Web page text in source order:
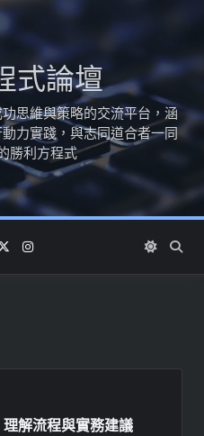
式論壇
思維與策略的交流平台，涵
力實踐，與志同道合者一同
勝利方程式
解流程與實務建議